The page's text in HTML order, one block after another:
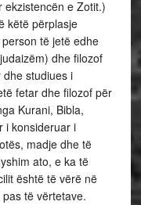
ekzistencën e Zotit.)
këtë përplasje
të jetë edhe
dhe filozof
studiues i
fetar dhe filozof për
Kurani, Bibla,
i konsideruar i
madje dhe të
ato, e ka të
është të vërë në
të vërtetave.